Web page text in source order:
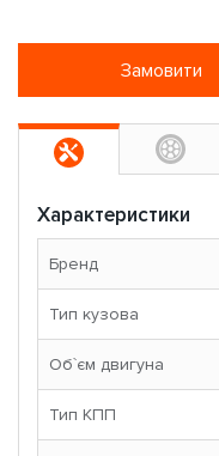
Замовити
Характеристики
Бренд
Тип кузова
Об`єм двигуна
Тип КПП